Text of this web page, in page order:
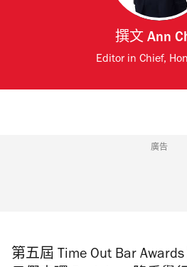
撰文Ann
Editor in Chief,
廣告
第五屆 Time Out Bar